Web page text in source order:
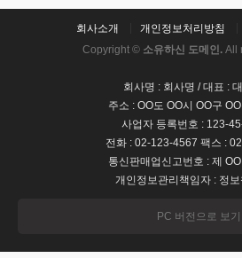
회사소개 개인정보처리방침
Copyright © 소유하신 도메인. All
회사명 : 회사명 / 대표 :
주소 : OO도 OO시 OO구
사업자 등록번호 : 123-
전화 : 02-123-4567 팩스 :
통신판매업신고번호 : 제
개인정보관리책임자 : 정
PC 버전으로 보기